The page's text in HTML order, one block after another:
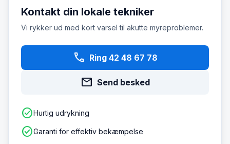
Kontakt din lokale tekniker
Vi rykker ud med kort varsel til akutte myreproblemer.
phone Ring 42 48 67 78
mail Send besked
check_circleHurtig udrykning
check_circleGaranti for effektiv bekæmpelse